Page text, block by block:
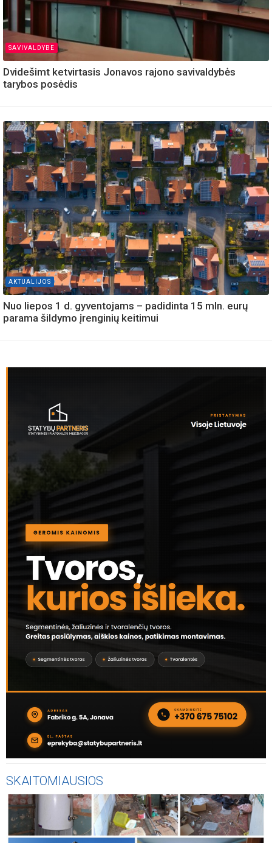
SKAITOMIAUSIOS
SAVIVALDYBE
Dvidešimt ketvirtasis Jonavos rajono savivaldybės
tarybos posėdis
AKTUALIJOS
Nuo liepos 1 d. gyventojams – padidinta 15 mln. eurų
parama šildymo įrenginių keitimui